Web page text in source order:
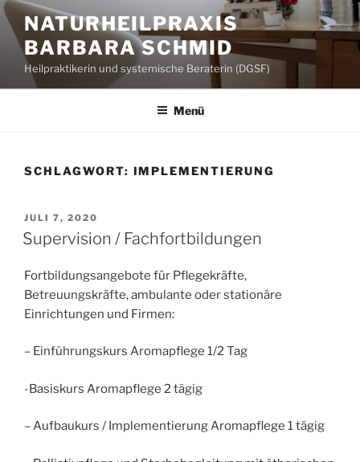
Zum
Inhalt
springen
NATURHEILPRAXIS
BARBARA SCHMID
Heilpraktikerin und systemische Beraterin (DGSF)
Menü
SCHLAGWORT: IMPLEMENTIERUNG
VERÖFFENTLICHT
AM
JULI 7, 2020
Supervision / Fachfortbildungen
Fortbildungsangebote für Pflegekräfte,
Betreuungskräfte, ambulante oder stationäre
Einrichtungen und Firmen:
– Einführungskurs Aromapflege 1/2 Tag
-Basiskurs Aromapflege 2 tägig
– Aufbaukurs / Implementierung Aromapflege 1 tägig